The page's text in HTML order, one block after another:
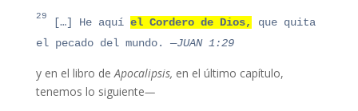
29 […] He aquí el Cordero de Dios,
que quita
el pecado del mundo.
—JUAN 1:29
y en el libro deApocalipsis, en el último capítulo,
tenemos lo siguiente—